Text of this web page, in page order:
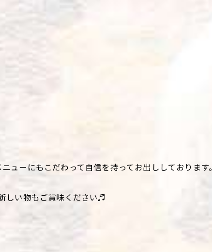
ーにもこだわって自信を持ってお出ししております。
しい物もご賞味ください♬